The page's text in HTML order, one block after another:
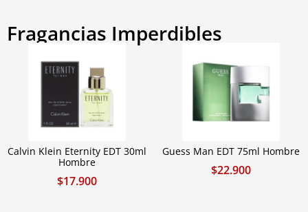
Fragancias Imperdibles
Calvin Klein Eternity EDT 30ml
Hombre
$17.900
Guess Man EDT 75ml Hombre
$22.900